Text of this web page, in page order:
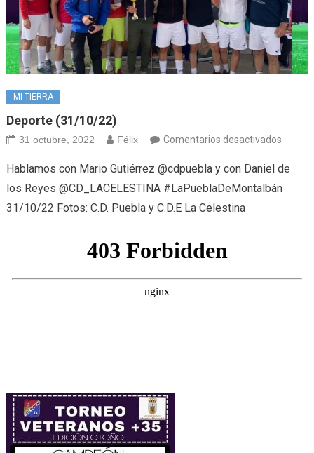
MI TIERRA
Deporte (31/10/22)
31 octubre, 2022 Félix Comentarios desactivadosen
(31/
Hablamos con Mario Gutiérrez @cdpuebla y con Daniel de
los Reyes @CD_LACELESTINA #LaPueblaDeMontalbán
31/10/22 Fotos: C.D. Puebla y C.D.E La Celestina